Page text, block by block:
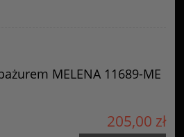
MELENA 11689-ME
205,00 zł